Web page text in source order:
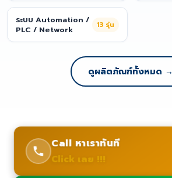
ระบบ Automation /
PLC / Network
13 รุ่น
ดูผลิตภัณฑ์ทั้งหมด →
Call หาเราทันที
Click เลย !!!